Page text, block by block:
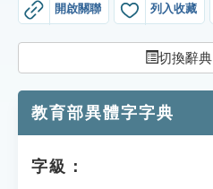
遊戲專區
教學應用
貓頭鷹博士
開啟關聯 列入收藏
切換辭典
教育部異體字字典
字級：